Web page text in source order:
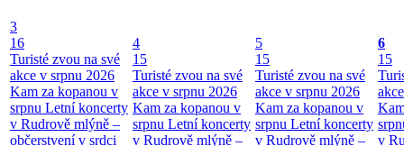
3
16
Turisté zvou na své
akce v srpnu 2026
Kam za kopanou v
srpnu Letní koncerty
v Rudrově mlýně –
občerstvení v srdci
4
15
Turisté zvou na své
akce v srpnu 2026
Kam za kopanou v
srpnu Letní koncerty
v Rudrově mlýně –
5
15
Turisté zvou na své
akce v srpnu 2026
Kam za kopanou v
srpnu Letní koncerty
v Rudrově mlýně –
6
15
v